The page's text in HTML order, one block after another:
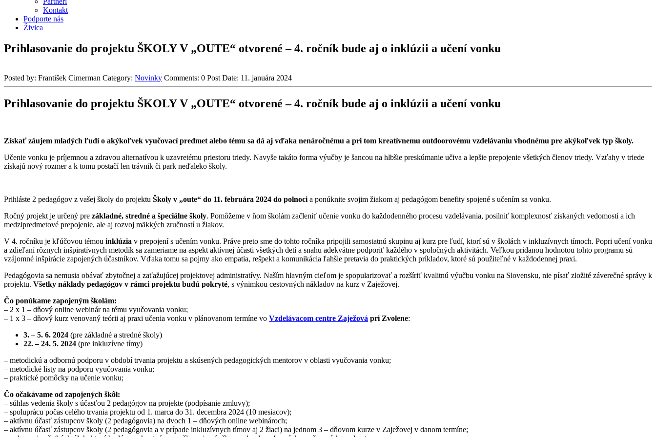
Kontakt
Podporte nás
Živica
Prihlasovanie do projektu ŠKOLY V „OUTE“ otvorené – 4. ročník bude aj o inklúzii a učení vonku
Posted by: František Cimerman Category: Novinky Comments: 0 Post Date: 11. januára 2024
Prihlasovanie do projektu ŠKOLY V „OUTE“ otvorené – 4. ročník bude aj o inklúzii a učení vonku
Získať záujem mladých ľudí o akýkoľvek vyučovací predmet alebo tému sa dá aj vďaka nenáročnému a pri tom kreatívnemu outdoorovému vzdelávaniu vhodnému pre akýkoľvek typ školy.
Učenie vonku je príjemnou a zdravou alternatívou k uzavretému priestoru triedy. Navyše takáto forma výučby je šancou na hlbšie preskúmanie učiva a lepšie prepojenie všetkých členov triedy. Vzťahy v triede
získajú nový rozmer a k tomu postačí len trávnik či park neďaleko školy.
Prihláste 2 pedagógov z vašej školy do projektu Školy v „oute“ do 11. februára 2024 do polnoci a ponúknite svojim žiakom aj pedagógom benefity spojené s učením sa vonku.
Ročný projekt je určený pre základné, stredné a špeciálne školy. Pomôžeme v ňom školám začleniť učenie vonku do každodenného procesu vzdelávania, posilniť komplexnosť získaných vedomostí a ich
medzipredmetové prepojenie, ale aj rozvoj mäkkých zručností u žiakov.
V 4. ročníku je kľúčovou témou inklúzia v prepojení s učením vonku. Práve preto sme do tohto ročníka pripojili samostatnú skupinu aj kurz pre ľudí, ktorí sú v školách v inkluzívnych tímoch. Popri učení vonku
a zdieľaní rôznych inšpiratívnych metodík sa zameriame na aspekt aktívnej účasti všetkých detí a snahu adekvátne podporiť každého v spoločných aktivitách. Veľkou pridanou hodnotou tohto programu sú
vzájomné inšpirácie zapojených účastníkov. Vďaka tomu sa pojmy ako empatia, rešpekt a komunikácia ľahšie pretavia do praktických príkladov, ktoré sú použiteľné v každodennej praxi.
Pedagógovia sa nemusia obávať zbytočnej a zaťažujúcej projektovej administratívy. Naším hlavným cieľom je spopularizovať a rozšíriť kvalitnú výučbu vonku na Slovensku, nie písať zložité záverečné správy k
projektu. Všetky náklady pedagógov v rámci projektu budú pokryté, s výnimkou cestovných nákladov na kurz v Zaježovej.
Čo ponúkame zapojeným školám:
– 2 x 1 – dňový online webinár na tému vyučovania vonku;
– 1 x 3 – dňový kurz venovaný teórii aj praxi učenia vonku v plánovanom termíne vo Vzdelávacom centre Zaježová pri Zvolene:
3. – 5. 6. 2024 (pre základné a stredné školy)
22. – 24. 5. 2024 (pre inkluzívne tímy)
– metodickú a odbornú podporu v období trvania projektu a skúsených pedagogických mentorov v oblasti vyučovania vonku;
– metodické listy na podporu vyučovania vonku;
– praktické pomôcky na učenie vonku;
Čo očakávame od zapojených škôl:
– súhlas vedenia školy s účasťou 2 pedagógov na projekte (podpísanie zmluvy);
– spoluprácu počas celého trvania projektu od 1. marca do 31. decembra 2024 (10 mesiacov);
– aktívnu účasť zástupcov školy (2 pedagógovia) na dvoch 1 – dňových online webinároch;
– aktívnu účasť zástupcov školy (2 pedagógovia a v prípade inkluzívnych tímov aj 2 žiaci) na jednom 3 – dňovom kurze v Zaježovej v danom termíne;